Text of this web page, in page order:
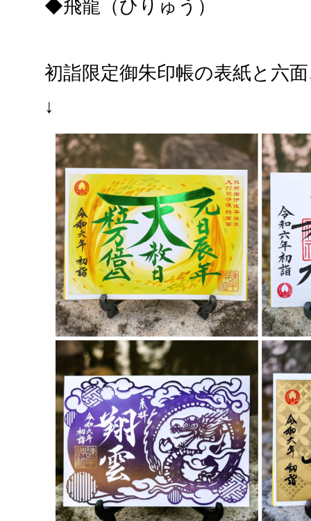
◆飛龍（ひりゅう）
初詣限定御朱印帳の表紙と六
↓